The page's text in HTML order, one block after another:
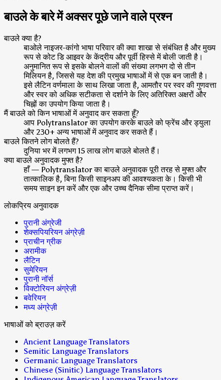
बाउले के बारे में अक्सर पूछे जाने वाले प्रश्न
बाउले क्या है?
बाओले नाइजर-कांगो भाषा परिवार की क्वा शाखा से संबंधित है और मुख्य
रूप से कोट डि आइवर के केंद्रीय और पूर्वी हिस्से में बोली जाती है।
अनुमानित रूप से इसके बोलने वालों की संख्या लगभग दो से तीन
मिलियन है, जिससे यह देश की प्रमुख भाषाओं में से एक बन जाती है।
इसे लैटिन वर्णमाला के साथ लिखा जाता है, आमतौर पर स्वर की गुणवत्ता
और स्वर को अधिक सटीकता से दर्शाने के लिए अतिरिक्त अक्षरों और
चिह्नों का उपयोग किया जाता है।
मैं बाउले को किन भाषाओं में अनुवाद कर सकता हूँ?
आप Polytranslator का उपयोग करके बाउले को फ्रेंच और ड्युला
और 230+ अन्य भाषाओं में अनुवाद कर सकते हैं।
बाउले कितने लोग बोलते हैं?
दुनिया भर में लगभग 15 लाख लोग बाउले बोलते हैं।
क्या बाउले अनुवादक मुफ्त है?
हाँ — Polytranslator का बाउले अनुवादक पूरी तरह से मुफ्त और
तात्कालिक है, बिना किसी साइनअप की आवश्यकता के। किसी भी
समय साइन इन करें और एक और उच्च दैनिक सीमा प्राप्त करें।
लोकप्रिय अनुवादक
पुरानी अंग्रेजी
शेक्सपियरियन अंग्रेज़ी
प्राचीन ग्रीक
अरामीक
लैटिन
सुमेरियन
पुरानी नॉर्स
विक्टोरियन अंग्रेज़ी
बवेरियन
मध्य अंग्रेज़ी
भाषाओं को ब्राउज़ करें
Ancient Language Translators
Semitic Language Translators
Germanic Language Translators
Chinese (Sinitic) Language Translators